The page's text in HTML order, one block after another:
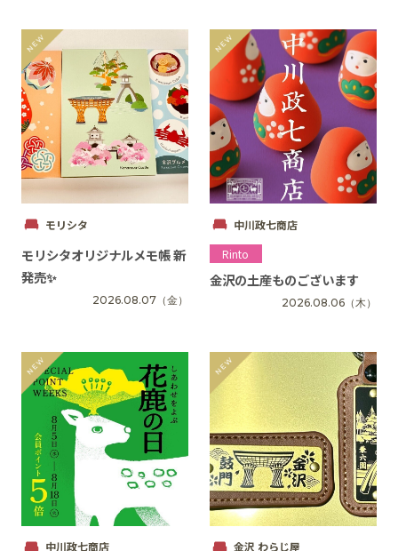
モリシタ
モリシタオリジナルメモ帳 新
発売✨
2026.08.07 （金）
中川政七商店
Rinto
金沢の土産ものございます
2026.08.06 （木）
中川政七商店
金沢 わらじ屋